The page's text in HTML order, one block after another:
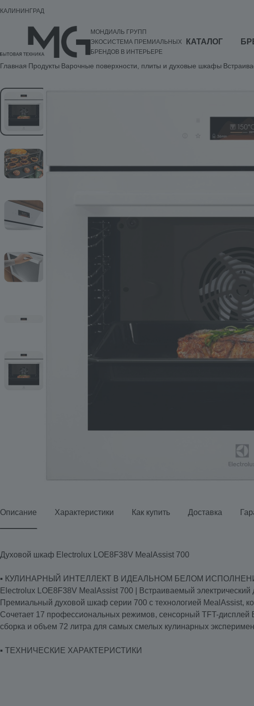
КАЛИНИНГРАД
МОНДИАЛЬ ГРУПП
ЭКОСИСТЕМА ПРЕМИАЛЬНЫХ
БРЕНДОВ В ИНТЕРЬЕРЕ
КАТАЛОГ
Главная Продукты Варочные поверхности, плиты и духовые шкафы
Описание Характеристики Как купить Доставка
Духовой шкаф Electrolux LOE8F38V MealAssist 700
▪️ КУЛИНАРНЫЙ ИНТЕЛЛЕКТ В ИДЕАЛЬНОМ БЕЛОМ
Electrolux LOE8F38V MealAssist 700 | Встраиваемый
Премиальный духовой шкаф серии 700 с технологией MealAssist,
Сочетает 17 профессиональных режимов, сенсорный TFT-
сборка и объем 72 литра для самых смелых кулинарных
▪️ ТЕХНИЧЕСКИЕ ХАРАКТЕРИСТИКИ